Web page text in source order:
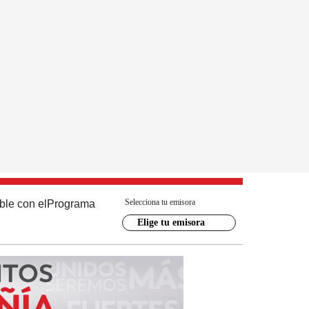
con el Programa Selecciona tu emisora
Elige tu emisora